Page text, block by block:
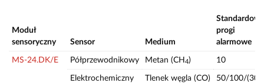
Moduł
sensoryczny
Sensor Medium
Standardowe
progi
alarmowe
MS-24.DK/E Półprzewodnikowy Metan (CH 4) 10
Elektrochemiczny Tlenek węgla (CO) 50/100/